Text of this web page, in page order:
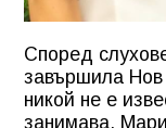
Според
завършила Нов
никой не е
занимава.